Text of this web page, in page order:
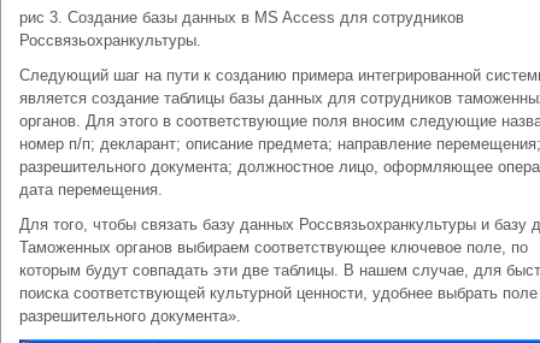
рис 3. Создание базы данных в MS Access для сотрудников
Россвязьохранкультуры.
Следующий шаг на пути к созданию примера интегрированной
является создание таблицы базы данных для сотрудников
органов. Для этого в соответствующие поля вносим следующие
номер п/п; декларант; описание предмета; направление
разрешительного документа; должностное лицо, оформляющее
дата перемещения.
Для того, чтобы связать базу данных Россвязьохранкультуры и базу
Таможенных органов выбираем соответствующее ключевое поле, по
которым будут совпадать эти две таблицы. В нашем случае, для
поиска соответствующей культурной ценности, удобнее выбрать
разрешительного документа».